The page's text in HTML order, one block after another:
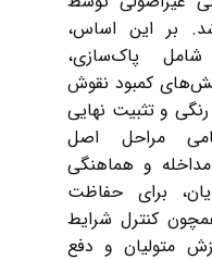
بر این اساس،
پاک‌سازی،
کمبود نقوش
و تثبیت نهایی
مراحل اصل
و هماهنگی
برای حفاظت
کنترل شرایط
متولیان و دفع